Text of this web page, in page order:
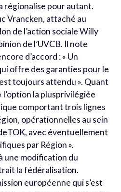
régionalise pour autant.
Vrancken, attaché au
de l’action sociale Willy
de l’UVCB. Il note
d’accord : « Un
offre des garanties pour le
toujours attendu ». Quant
l’option la plusprivilégiée
comportant trois lignes
opérationnelles au sein
avec éventuellement
par Région ».
une modification du
la fédéralisation.
européenne qui s’est